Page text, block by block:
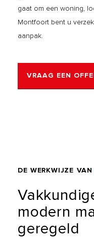
gaat om een woning,
Montfoort bent u
aanpak.
VRAAG EEN
DE WERKWIJZE VAN
modern
geregeld